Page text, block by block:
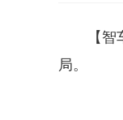
【智车
局。